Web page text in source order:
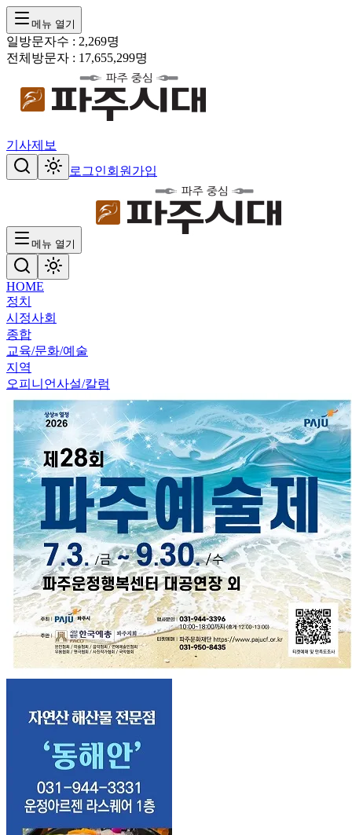
메뉴 열기
일방문자수 : 2,269명
전체방문자 : 17,655,299명
기사제보
로그인회원가입
메뉴 열기
HOME
정치
시정사회
종합
교육/문화/예술
지역
오피니언사설/칼럼